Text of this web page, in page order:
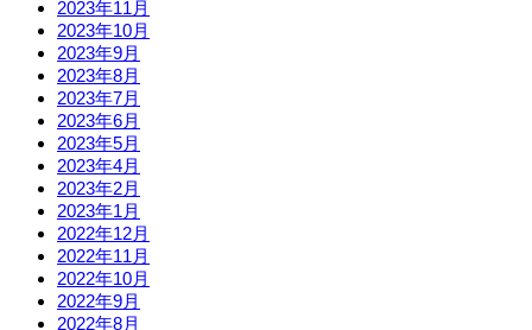
2023年11月
2023年10月
2023年9月
2023年8月
2023年7月
2023年6月
2023年5月
2023年4月
2023年2月
2023年1月
2022年12月
2022年11月
2022年10月
2022年9月
2022年8月